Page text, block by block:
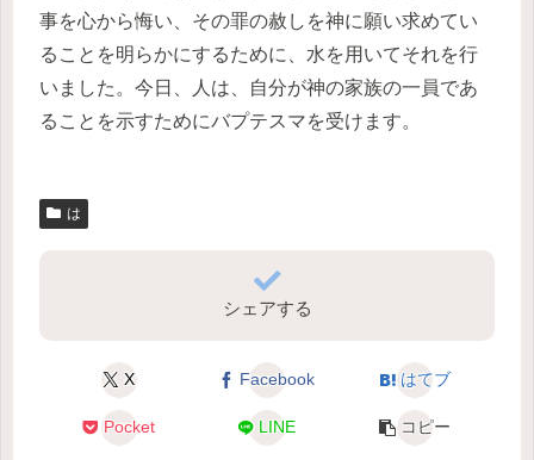
事を心から悔い、その罪の赦しを神に願い求めてい
ることを明らかにするために、水を用いてそれを行
いました。今日、人は、自分が神の家族の一員であ
ることを示すためにバプテスマを受けます。
は
シェアする
X Facebook はてブ
Pocket LINE コピー